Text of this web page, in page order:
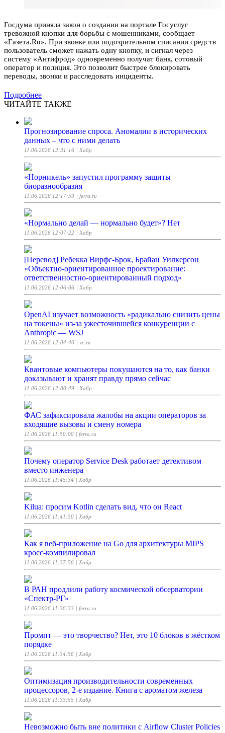
Госдума приняла закон о создании на портале Госуслуг
тревожной кнопки для борьбы с мошенниками, сообщает
«Газета.Ru». При звонке или подозрительном списании средств
пользователь сможет нажать одну кнопку, и сигнал через
систему «Антифрод» одновременно получат банк, сотовый
оператор и полиция. Это позволит быстрее блокировать
переводы, звонки и расследовать инциденты.
Подробнее
ЧИТАЙТЕ ТАКЖЕ
Прогнозирование спроса. Аномалии в исторических
данных – что с ними делать
11.06.2026 12:31:16 | Хабр
«Норникель» запустил программу защиты
биоразнообразия
11.06.2026 12:17:59 | ferra.ru
«Нормально делай — нормально будет»? Нет
11.06.2026 12:07:22 | Хабр
[Перевод] Ребекка Вирфс-Брок, Брайан Уилкерсон
«Объектно-ориентированное проектирование:
ответственностно-ориентированный подход»
11.06.2026 12:06:06 | Хабр
OpenAI изучает возможность «радикально снизить цены
на токены» из-за ужесточившейся конкуренции с
Anthropic — WSJ
11.06.2026 12:04:46 | vc.ru
Квантовые компьютеры покушаются на то, как банки
доказывают и хранят правду прямо сейчас
11.06.2026 12:00:49 | Хабр
ФАС зафиксировала жалобы на акции операторов за
входящие вызовы и смену номера
11.06.2026 11:50:00 | ferra.ru
Почему оператор Service Desk работает детективом
вместо инженера
11.06.2026 11:45:34 | Хабр
Kilua: просим Kotlin сделать вид, что он React
11.06.2026 11:41:50 | Хабр
Как я веб-приложение на Go для архитектуры MIPS
кросс-компилировал
11.06.2026 11:37:50 | Хабр
В РАН продлили работу космической обсерватории
«Спектр-РГ»
11.06.2026 11:36:33 | ferra.ru
Промпт — это творчество? Нет, это 10 блоков в жёстком
порядке
11.06.2026 11:34:56 | Хабр
Оптимизация производительности современных
процессоров, 2-е издание. Книга с ароматом железа
11.06.2026 11:33:55 | Хабр
Невозможно быть вне политики с Airflow Cluster Policies